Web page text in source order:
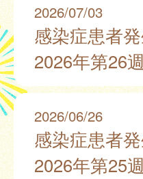
2026/07/03
感染症患者
2026年第26週
2026/06/26
感染症患者
2026年第25週